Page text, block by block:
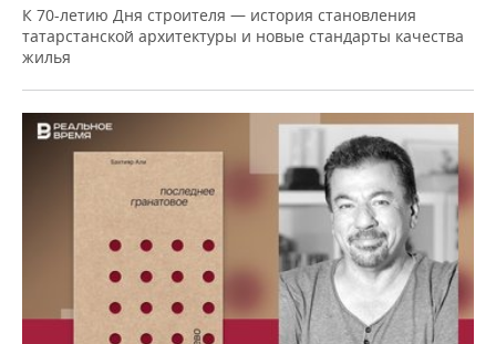
К 70-летию Дня строителя — история становления
татарстанской архитектуры и новые стандарты качества
жилья